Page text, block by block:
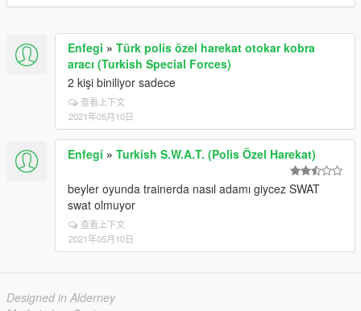
Enfegi » Türk polis özel harekat otokar kobra
aracı (Turkish Special Forces)
2 kişi biniliyor sadece
查看上下文
2021年05月10日
Enfegi » Turkish S.W.A.T. (Polis Özel Harekat)
beyler oyunda trainerda nasıl adamı giycez SWAT
swat olmuyor
查看上下文
2021年05月10日
Designed in Alderney